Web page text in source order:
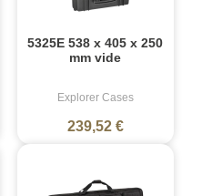
5325E 538 x 405 x 250
mm vide
Explorer Cases
239,52 €